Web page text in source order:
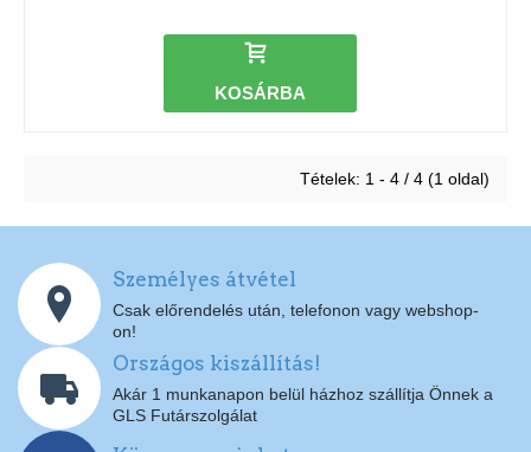
KOSÁRBA
Tételek: 1 - 4 / 4 (1 oldal)
Személyes átvétel
Csak előrendelés után, telefonon vagy webshop-
on!
Országos kiszállítás!
Akár 1 munkanapon belül házhoz szállítja Önnek a
GLS Futárszolgálat